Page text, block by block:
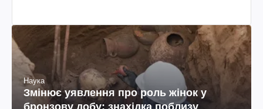
Наука
Змінює уявлення про роль жінок у
бронзову добу: знахідка поблизу